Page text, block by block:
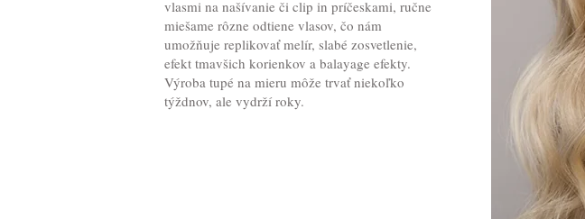
vlasmi na našívanie či clip in príčeskami, ručne
miešame rôzne odtiene vlasov, čo nám
umožňuje replikovať melír, slabé zosvetlenie,
efekt tmavšich korienkov a balayage efekty.
Výroba tupé na mieru môže trvať niekoľko
týždnov, ale vydrží roky.